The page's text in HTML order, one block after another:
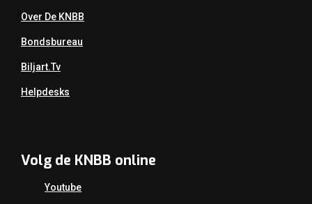
Over De KNBB
Bondsbureau
Biljart.tv
Helpdesks
Volg de KNBB online
Youtube